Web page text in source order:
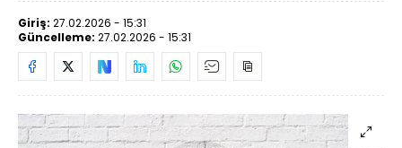
Giriş: 27.02.2026 - 15:31
Güncelleme: 27.02.2026 - 15:31